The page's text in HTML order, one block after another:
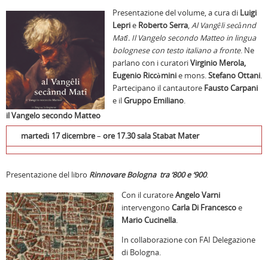
il Vangelo secondo Matteo
Presentazione del volume, a cura di Luigi
Leprie Roberto Serra,Al Vangêli secånnd
Matî. Il Vangelo secondo Matteo in lingua
bolognese con testo italiano a fronte. Ne
parlano con i curatoriVirginio Merola,
Eugenio Riccòminie mons.Stefano Ottani.
Partecipano il cantautore Fausto Carpani
e ilGruppo Emiliano.
martedì 17 dicembre– ore 17.30 sala Stabat Mater
Presentazione del libro Rinnovare Bologna tra ‘800 e ‘900.
Con il curatoreAngelo Varni
intervengono Carla Di Francescoe
Mario Cucinella.
In collaborazione con FAI Delegazione
di Bologna.